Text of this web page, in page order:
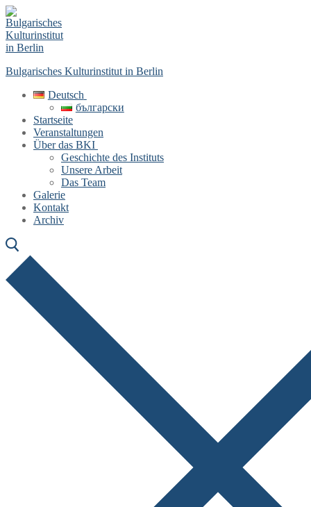
Skip
to
content
Menu
Close
Bulgarisches Kulturinstitut in Berlin
Deutsch
български
Startseite
Veranstaltungen
Über das BKI
Geschichte des Instituts
Unsere Arbeit
Das Team
Galerie
Kontakt
Archiv